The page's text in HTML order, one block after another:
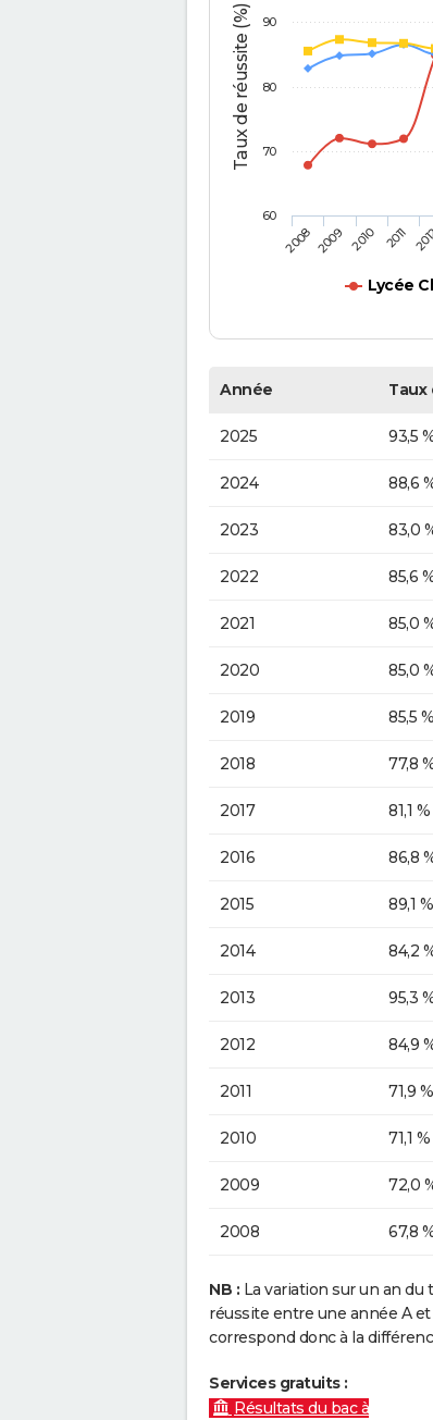
Taux de réussite (%)
Lycée
2008 2009 2010 2011
60
70
80
90
Année Taux
2025 93,5
2024 88,6
2023 83,0
2022 85,6
2021 85,0
2020 85,0
2019 85,5 %
2018 77,8
2017 81,1 %
2016 86,8
2015 89,1 %
2014 84,2
2013 95,3
2012 84,9
2011 71,9 %
2010 71,1 %
2009 72,0
2008 67,8
NB : La variation sur un an du
réussite entre une année A et
correspond donc à la
Services gratuits :
Résultats du bac à